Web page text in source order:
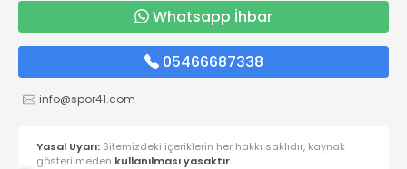
Whatsapp İhbar
05466687338
info@spor41.com
Yasal Uyarı: Sitemizdeki içeriklerin her hakkı saklıdır, kaynak
gösterilmeden kullanılması yasaktır.